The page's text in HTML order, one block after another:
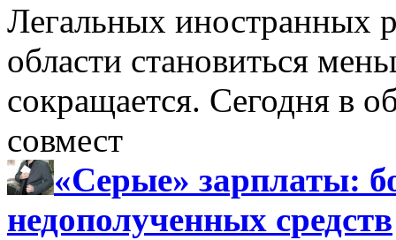
Легальных иностранных
области становиться
сокращается. Сегодня в
совмест
«Серые» зарплаты:
недополученных средств